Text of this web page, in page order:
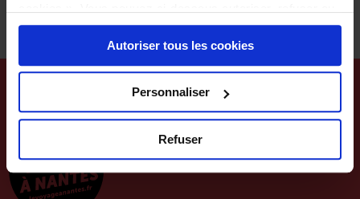
sélectionner les cookies selon les finalités via l'onglet
« Détails ». À tout moment, vous pouvez modifier votre
choix en cliquant sur le lien « Cookies » en bas des
Autoriser tous les cookies
Personnaliser
Refuser
pas redistribuables en l’état.